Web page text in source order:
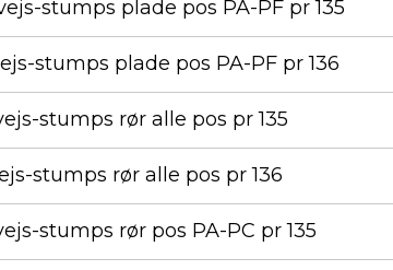
stumps plade pos PA-PF pr 135
stumps plade pos PA-PF pr 136
stumps rør alle pos pr 135
stumps rør alle pos pr 136
stumps rør pos PA-PC pr 135